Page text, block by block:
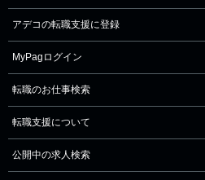
アデコの転職支援に登録
MyPagログイン
転職のお仕事検索
転職支援について
公開中の求人検索